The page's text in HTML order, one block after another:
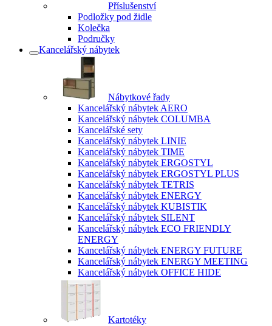
Příslušenství
Podložky pod židle
Kolečka
Područky
Kancelářský nábytek
Nábytkové řady
Kancelářský nábytek AERO
Kancelářský nábytek COLUMBA
Kancelářské sety
Kancelářský nábytek LINIE
Kancelářský nábytek TIME
Kancelářský nábytek ERGOSTYL
Kancelářský nábytek ERGOSTYL PLUS
Kancelářský nábytek TETRIS
Kancelářský nábytek ENERGY
Kancelářský nábytek KUBISTIK
Kancelářský nábytek SILENT
Kancelářský nábytek ECO FRIENDLY
ENERGY
Kancelářský nábytek ENERGY FUTURE
Kancelářský nábytek ENERGY MEETING
Kancelářský nábytek OFFICE HIDE
Kartotéky